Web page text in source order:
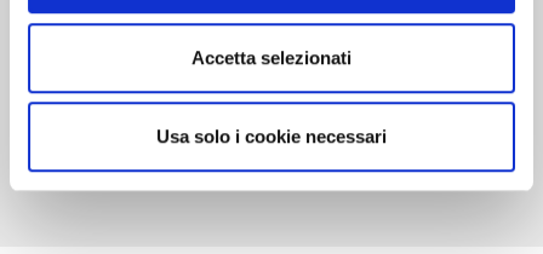
Accetta selezionati
Usa solo i cookie necessari
cantina. In questa edizione nuove segnalazioni
indispensabile al turista del vino.